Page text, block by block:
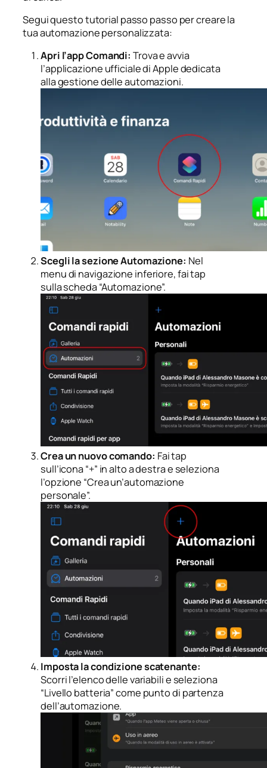
Segui questo tutorial passo passo per creare la
tua automazione personalizzata:
Apri l’app Comandi: Trova e avvia
l’applicazione ufficiale di Apple dedicata
alla gestione delle automazioni.
Scegli la sezione Automazione: Nel
menu di navigazione inferiore, fai tap
sulla scheda “Automazione”.
Crea un nuovo comando: Fai tap
sull’icona “+” in alto a destra e seleziona
l’opzione “Crea un’automazione
personale”.
Imposta la condizione scatenante:
Scorri l’elenco delle variabili e seleziona
“Livello batteria” come punto di partenza
dell’automazione.